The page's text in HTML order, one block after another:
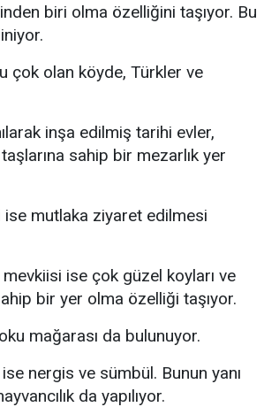
biri olma özelliğini taşıyor. Bu
çok olan köyde, Türkler ve
inşa edilmiş tarihi evler,
sahip bir mezarlık yer
mutlaka ziyaret edilmesi
ise çok güzel koyları ve
bir yer olma özelliği taşıyor.
mağarası da bulunuyor.
nergis ve sümbül. Bunun yanı
da yapılıyor.